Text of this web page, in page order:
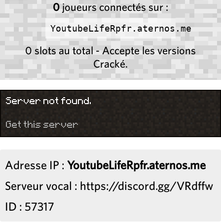
0 joueurs connectés sur :
YoutubeLifeRpfr.aternos.me
0 slots au total - Accepte les versions
Cracké.
Server not found.
Get this server
Adresse IP : YoutubeLifeRpfr.aternos.me
Serveur vocal : https://discord.gg/VRdffw
ID : 57317